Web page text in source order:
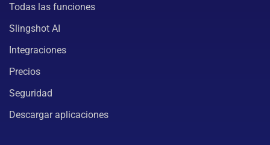
Todas las funciones
Slingshot AI
Integraciones
Precios
Seguridad
Descargar aplicaciones